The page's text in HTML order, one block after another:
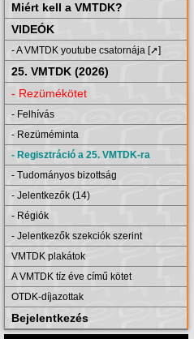
Miért kell a VMTDK?
VIDEÓK
- A VMTDK youtube csatornája [➚]
25. VMTDK (2026)
- Rezümékötet
- Felhívás
- Rezüméminta
- Regisztráció a 25. VMTDK-ra
- Tudományos bizottság
- Jelentkezők (14)
- Régiók
- Jelentkezők szekciók szerint
VMTDK plakátok
A VMTDK tíz éve című kötet
OTDK-díjazottak
Bejelentkezés